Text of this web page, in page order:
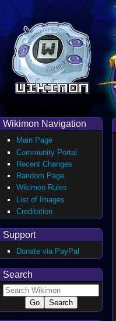
Wikimon Navigation
Main Page
Community Portal
Recent Changes
Random Page
Wikimon Rules
List of Images
Creditation
Support
Donate via PayPal
Search